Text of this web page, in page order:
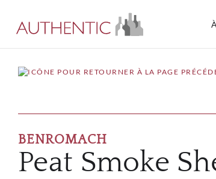
BENROMACH
Peat Smoke